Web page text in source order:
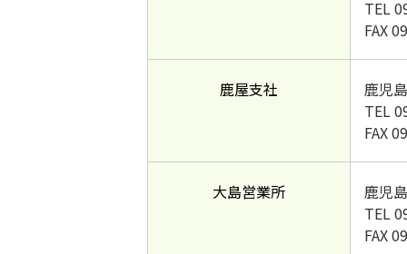
TEL
FAX
鹿屋支社 鹿児
TEL
FAX
大島営業所 鹿児
TEL
FAX